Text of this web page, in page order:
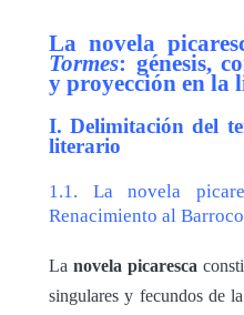
La novela
Tormes: génesis,
y proyección en la
I. Delimitación del
literario
1.1. La novela
Renacimiento al Barroco
Lanovela picaresca
singulares y fecundos de